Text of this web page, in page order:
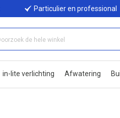
Particulier en professional
in-lite verlichting Afwatering